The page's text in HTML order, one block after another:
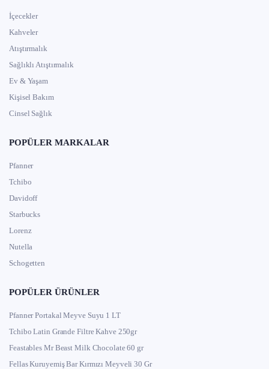
İçecekler
Kahveler
Atıştırmalık
Sağlıklı Atıştırmalık
Ev & Yaşam
Kişisel Bakım
Cinsel Sağlık
POPÜLER MARKALAR
Pfanner
Tchibo
Davidoff
Starbucks
Lorenz
Nutella
Schogetten
POPÜLER ÜRÜNLER
Pfanner Portakal Meyve Suyu 1 LT
Tchibo Latin Grande Filtre Kahve 250gr
Feastables Mr Beast Milk Chocolate 60 gr
Fellas Kuruyemiş Bar Kırmızı Meyveli 30 Gr